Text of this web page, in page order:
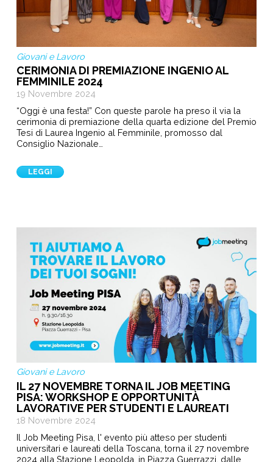
Giovani e Lavoro
CERIMONIA DI PREMIAZIONE INGENIO AL
FEMMINILE 2024
19 Novembre 2024
“Oggi è una festa!” Con queste parole ha preso il via la
cerimonia di premiazione della quarta edizione del Premio
Tesi di Laurea Ingenio al Femminile, promosso dal
Consiglio Nazionale…
LEGGI
Giovani e Lavoro
IL 27 NOVEMBRE TORNA IL JOB MEETING
PISA: WORKSHOP E OPPORTUNITÀ
LAVORATIVE PER STUDENTI E LAUREATI
18 Novembre 2024
Il Job Meeting Pisa, l' evento più atteso per studenti
universitari e laureati della Toscana, torna il 27 novembre
2024 alla Stazione Leopolda, in Piazza Guerrazzi, dalle